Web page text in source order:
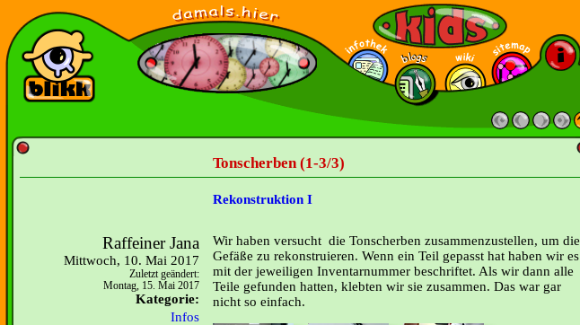
Tonscherben (1-3/3)
Rekonstruktion I
Raffeiner Jana
Mittwoch, 10. Mai 2017
Zuletzt geändert:
Montag, 15. Mai 2017
Kategorie:
Infos
Wir haben versucht die Tonscherben zusammenzustellen, um die
Gefäße zu rekonstruieren. Wenn ein Teil gepasst hat haben wir es
mit der jeweiligen Inventarnummer beschriftet. Als wir dann alle
Teile gefunden hatten, klebten wir sie zusammen. Das war gar
nicht so einfach.